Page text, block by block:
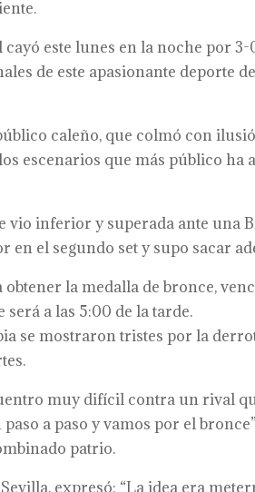
este lunes en la noche por 3-
de este apasionante deporte
caleño, que colmó con
escenarios que más público ha
vio inferior y superada ante una
el segundo set y supo sacar
la medalla de bronce,
a las 5:00 de la tarde.
se mostraron tristes por la
muy difícil contra un rival
a paso y vamos por el
patrio.
expresó: “La idea era